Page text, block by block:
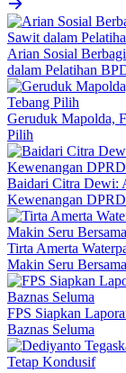
Arian Sosial
dalam Pelatihan
Geruduk Mapolda,
Pilih
Baidari Citra Dewi:
Kewenangan
Tirta Amerta
Makin Seru
FPS Siapkan
Baznas Seluma